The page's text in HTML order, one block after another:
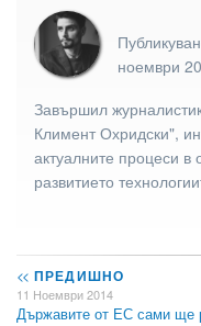
ноември
Завършил
Климент Охридски",
актуалните процеси в
развитието
<< ПРЕДИШНО
11 Ноември 2014
Държавите от ЕС сами ще